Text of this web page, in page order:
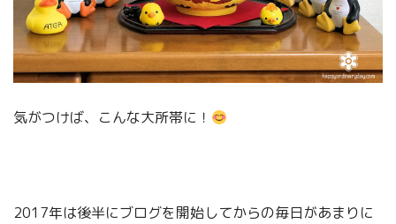
気がつけば、こんな大所帯に！
2017年は後半にブログを開始してからの毎日があまりに